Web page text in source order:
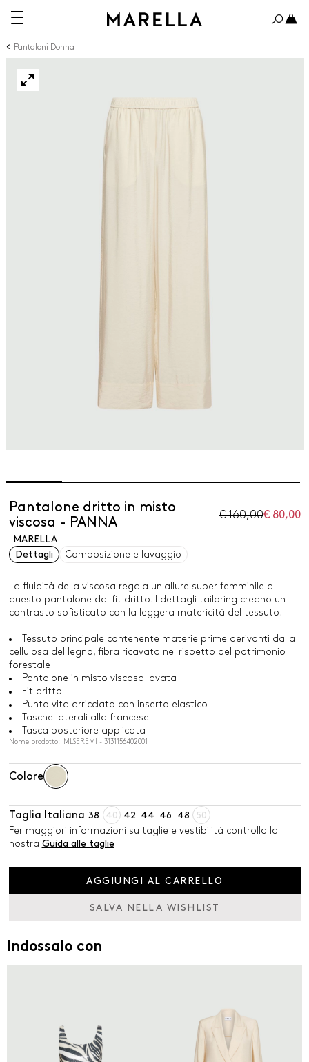
Pantaloni Donna
Pantalone dritto in misto
viscosa - PANNA
€ 160,00€ 80,00
MARELLA
Dettagli
Composizione e lavaggio
La fluidità della viscosa regala un'allure super femminile a
questo pantalone dal fit dritto. I dettagli tailoring creano un
contrasto sofisticato con la leggera matericità del tessuto.
Tessuto principale contenente materie prime derivanti dalla
cellulosa del legno, fibra ricavata nel rispetto del patrimonio
forestale
Pantalone in misto viscosa lavata
Fit dritto
Punto vita arricciato con inserto elastico
Tasche laterali alla francese
Tasca posteriore applicata
Nome prodotto: MLSEREMI - 3131156402001
Colore
Taglia Italiana 38 40 42 44 46 48
50
Per maggiori informazioni su taglie e vestibilità controlla la
nostra Guida alle taglie
AGGIUNGI AL CARRELLO
SALVA NELLA WISHLIST
Indossalo con